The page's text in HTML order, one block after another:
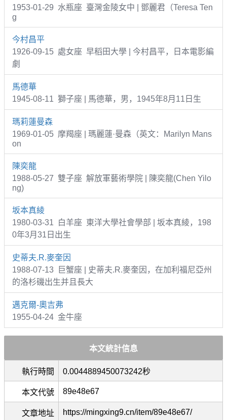
1953-01-29 水瓶座 臺灣金陵女中 | 鄧麗君（Teresa Ten
g
今村昌平
1926-09-15 處女座 早稻田大學 | 今村昌平，日本電影編
劇
馬德華
1945-08-11 獅子座 | 馬德華，男，1945年8月11日生
瑪莉蓮曼森
1969-01-05 摩羯座 | 瑪麗蓮·曼森（英文：Marilyn Mans
on
陳奕龍
1988-05-27 雙子座 解放軍藝術學院 | 陳奕龍(Chen Yilo
ng)
坂本真綾
1980-03-31 白羊座 東洋大學社會學部 | 坂本真綾，198
0年3月31日出生
史蒂夫.R.麥奎因
1988-07-13 巨蟹座 | 史蒂夫.R.麥奎因，在加利福尼亞州
的洛杉磯出生并且長大
邁克爾-奧吉弗
1955-04-24 金牛座
本文統計信息
執行時間 0.0044889450073242秒
本文代號 89e48e67
文章地址 https://mingxing9.cn/item/89e48e67/